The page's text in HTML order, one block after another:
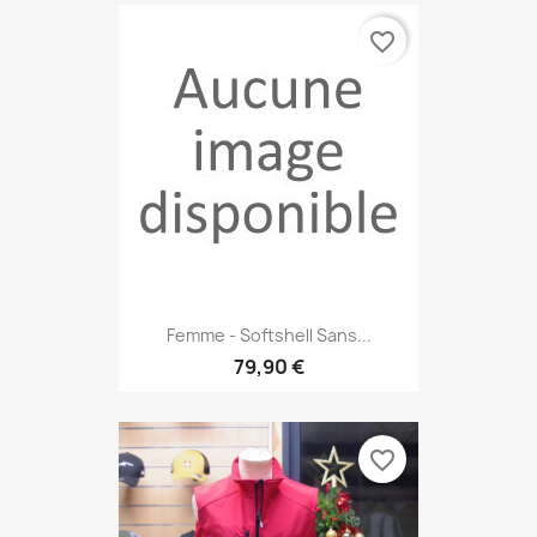
Femme - Softshell Sans...
79,90 €
favorite_border
favorite_border